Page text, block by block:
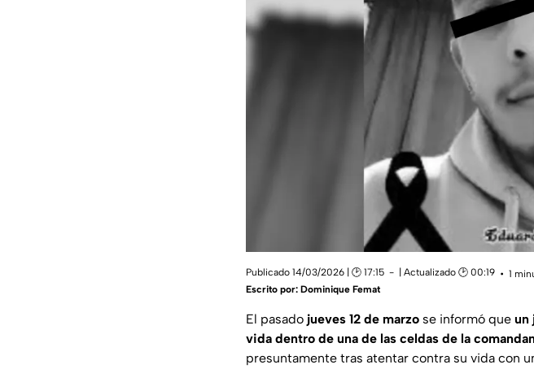
Publicado 14/03/2026 | 🕑 17:15 | Actualizado 🕑 00:19
1
Escrito por: Dominique Femat
El pasado jueves 12 de marzo se informó que un
vida dentro de una de las celdas de la
presuntamente tras atentar contra su vida con